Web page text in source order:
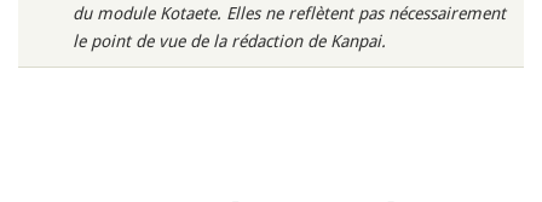
du module Kotaete. Elles ne reflètent pas nécessairement
le point de vue de la rédaction de Kanpai.